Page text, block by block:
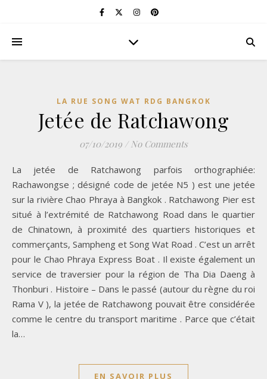
LA RUE SONG WAT RDG BANGKOK
Jetée de Ratchawong
07/10/2019 / No Comments
La jetée de Ratchawong parfois orthographiée:
Rachawongse ; désigné code de jetée N5 ) est une jetée
sur la rivière Chao Phraya à Bangkok . Ratchawong Pier est
situé à l’extrémité de Ratchawong Road dans le quartier
de Chinatown, à proximité des quartiers historiques et
commerçants, Sampheng et Song Wat Road . C’est un arrêt
pour le Chao Phraya Express Boat . Il existe également un
service de traversier pour la région de Tha Dia Daeng à
Thonburi . Histoire – Dans le passé (autour du règne du roi
Rama V ), la jetée de Ratchawong pouvait être considérée
comme le centre du transport maritime . Parce que c’était
la…
EN SAVOIR PLUS